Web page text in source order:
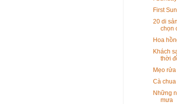
First
20 di
chọn
Hoa
Khách
thời
Mẹo
Cà chua
Những
mưa